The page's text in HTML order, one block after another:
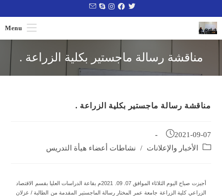
Menu
مناقشة رسالة ماجستير بكلية الزراعة .
مناقشة رسالة ماجستير بكلية الزراعة .
2021-09-07
الأخبار والإعلانات
/ نشاطات أعضاء هيأة التدريس
أجيزت صباح اليوم الثلاثاء الموافق 07. 09. 2021م بقاعة الدراسات العليا بقسم الاقتصاد
الزراعي كلية الزراعة جامعة عمر المختار رسالة الماجستير المقدمة من الطالبة / غزلان